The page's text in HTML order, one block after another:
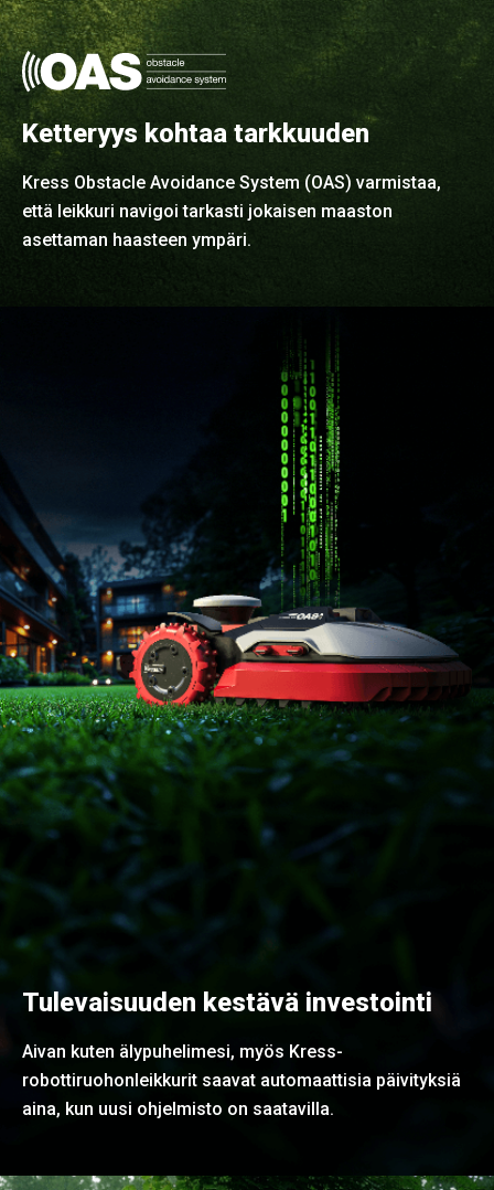
Ketteryys kohtaa tarkkuuden
Kress Obstacle Avoidance System (OAS) varmistaa,
että leikkuri navigoi tarkasti jokaisen maaston
asettaman haasteen ympäri.
Tulevaisuuden kestävä investointi
Aivan kuten älypuhelimesi, myös Kress-
robottiruohonleikkurit saavat automaattisia päivityksiä
aina, kun uusi ohjelmisto on saatavilla.